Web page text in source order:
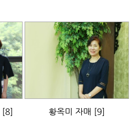
[8] 황옥미 자매 [9]